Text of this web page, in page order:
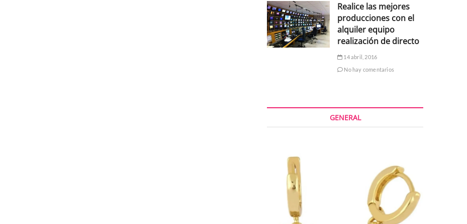
Realice las mejores
producciones con el
alquiler equipo
realización de directo
14 abril, 2016
No hay comentarios
GENERAL